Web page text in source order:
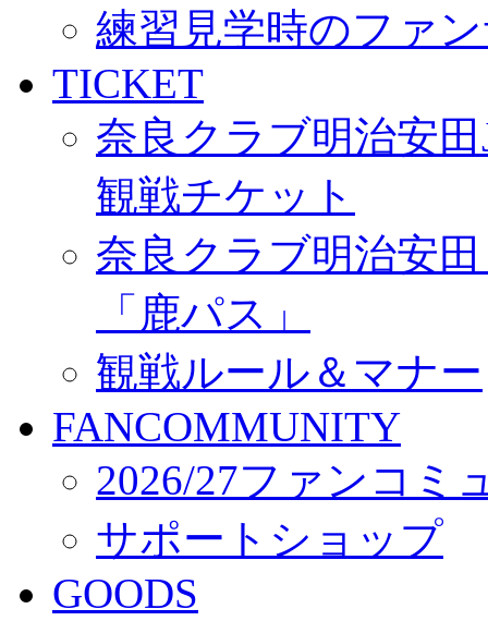
練習見学時のファ
TICKET
奈良クラブ明治安
観戦チケット
奈良クラブ明治安
「鹿パス」
観戦ルール＆マナー
FANCOMMUNITY
2026/27ファンコミ
サポートショップ
GOODS